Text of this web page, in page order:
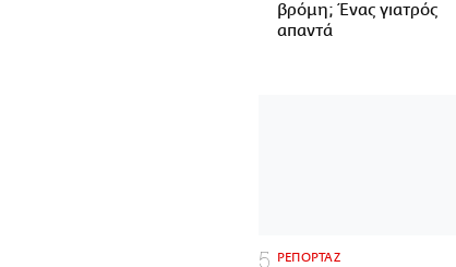
βρόμη; Ένας γιατρός
απαντά
ΡΕΠΟΡΤΑΖ